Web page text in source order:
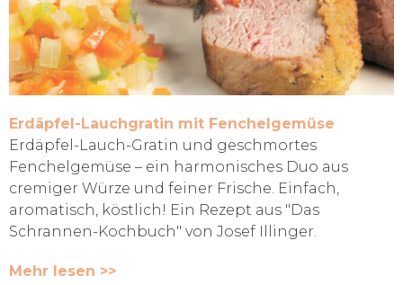
Erdäpfel-Lauchgratin mit Fenchelgemüse
Erdäpfel-Lauch-Gratin und geschmortes
Fenchelgemüse – ein harmonisches Duo aus
cremiger Würze und feiner Frische. Einfach,
aromatisch, köstlich! Ein Rezept aus "Das
Schrannen-Kochbuch" von Josef Illinger.
Mehr lesen >>